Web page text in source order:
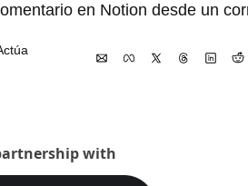
en Notion desde un
with